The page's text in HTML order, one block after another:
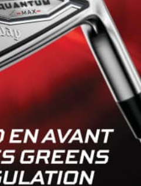
et l’Anglaise Bronte Law